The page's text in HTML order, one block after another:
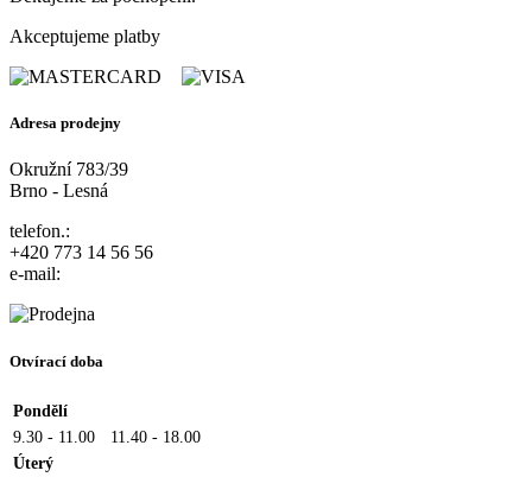
Akceptujeme platby
Adresa prodejny
Okružní 783/39
Brno - Lesná
telefon.:
+420 773 14 56 56
e-mail:
Otvírací doba
Pondělí
9.30 - 11.00
11.40 - 18.00
Úterý